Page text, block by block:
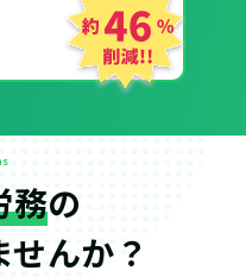
務の
んか？